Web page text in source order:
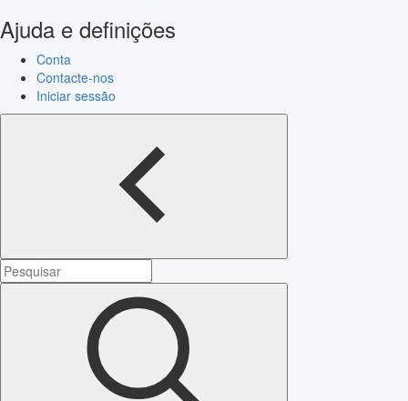
Ajuda e definições
Conta
Contacte-nos
Iniciar sessão